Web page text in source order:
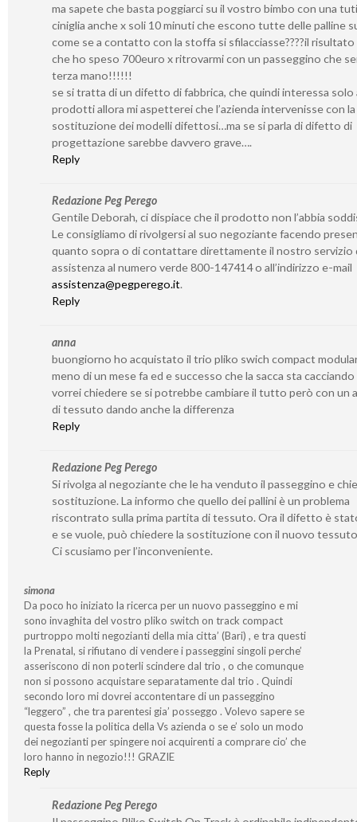
ma sapete che basta poggiarci su il vostro bimbo con una
ciniglia anche x soli 10 minuti che escono tutte delle palline
come se a contatto con la stoffa si sfilacciasse????il risultato
che ho speso 700euro x ritrovarmi con un passeggino che
terza mano!!!!!!
se si tratta di un difetto di fabbrica, che quindi interessa solo
prodotti allora mi aspetterei che l’azienda intervenisse con la
sostituzione dei modelli difettosi…ma se si parla di difetto di
progettazione sarebbe davvero grave….
Reply
Redazione Peg Perego
Gentile Deborah, ci dispiace che il prodotto non l’abbia
Le consigliamo di rivolgersi al suo negoziante facendo
quanto sopra o di contattare direttamente il nostro servizio
assistenza al numero verde 800-147414 o all’indirizzo e-mail
assistenza@pegperego.it.
Reply
anna
buongiorno ho acquistato il trio pliko swich compact
meno di un mese fa ed e successo che la sacca sta cacciando
vorrei chiedere se si potrebbe cambiare il tutto però con un
di tessuto dando anche la differenza
Reply
Redazione Peg Perego
Si rivolga al negoziante che le ha venduto il passeggino e
sostituzione. La informo che quello dei pallini è un problema
riscontrato sulla prima partita di tessuto. Ora il difetto è
e se vuole, può chiedere la sostituzione con il nuovo
Ci scusiamo per l’inconveniente.
simona
Da poco ho iniziato la ricerca per un nuovo passeggino e mi
sono invaghita del vostro pliko switch on track compact
purtroppo molti negozianti della mia citta’ (Bari) , e tra questi
la Prenatal, si rifiutano di vendere i passeggini singoli perche’
asseriscono di non poterli scindere dal trio , o che comunque
non si possono acquistare separatamente dal trio . Quindi
secondo loro mi dovrei accontentare di un passeggino
“leggero” , che tra parentesi gia’ posseggo . Volevo sapere se
questa fosse la politica della Vs azienda o se e’ solo un modo
dei negozianti per spingere noi acquirenti a comprare cio’ che
loro hanno in negozio!!! GRAZIE
Reply
Redazione Peg Perego